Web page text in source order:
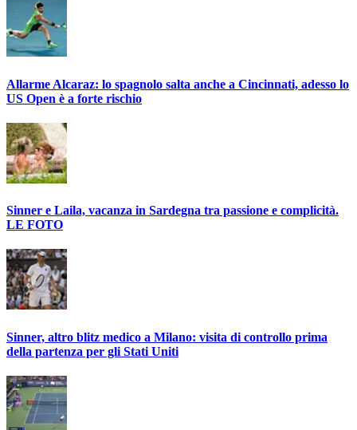
Allarme Alcaraz: lo spagnolo salta anche a Cincinnati, adesso lo
US Open è a forte rischio
Sinner e Laila, vacanza in Sardegna tra passione e complicità.
LE FOTO
Sinner, altro blitz medico a Milano: visita di controllo prima
della partenza per gli Stati Uniti